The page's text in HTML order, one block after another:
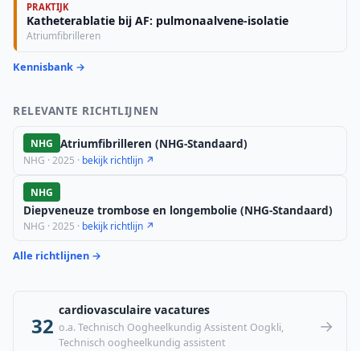
PRAKTIJK
Katheterablatie bij AF: pulmonaalvene-isolatie
Atriumfibrilleren
Kennisbank →
RELEVANTE RICHTLIJNEN
NHG Atriumfibrilleren (NHG-Standaard)
NHG · 2025 · bekijk richtlijn ↗
NHG
Diepveneuze trombose en longembolie (NHG-Standaard)
NHG · 2025 · bekijk richtlijn ↗
Alle richtlijnen →
32
cardiovasculaire vacatures
o.a. Technisch Oogheelkundig Assistent Oogkli,
Technisch oogheelkundig assistent
→